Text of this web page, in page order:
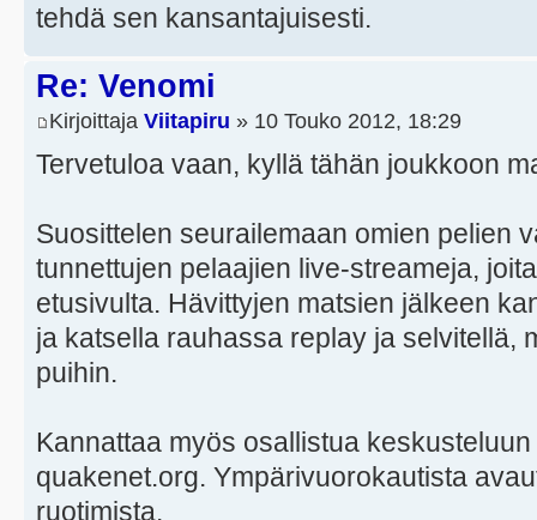
tehdä sen kansantajuisesti.
Re: Venomi
Kirjoittaja Viitapiru » 10 Touko 2012, 18:29
Tervetuloa vaan, kyllä tähän joukkoon
Suosittelen seurailemaan omien pelien
tunnettujen pelaajien live-streameja,
etusivulta. Hävittyjen matsien jälkeen
ja katsella rauhassa replay ja selvitellä,
puihin.
Kannattaa myös osallistua
quakenet.org. Ympärivuorokautista
ruotimista.